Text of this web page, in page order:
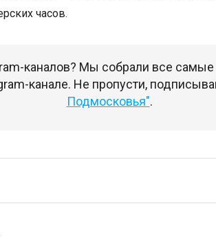
часов.
каналов? Мы собрали все
канале. Не пропусти,
Подмосковья".